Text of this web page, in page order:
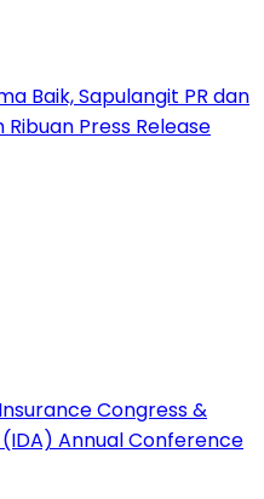
Baik, Sapulangit PR dan
Press Release
Congress &
Annual Conference